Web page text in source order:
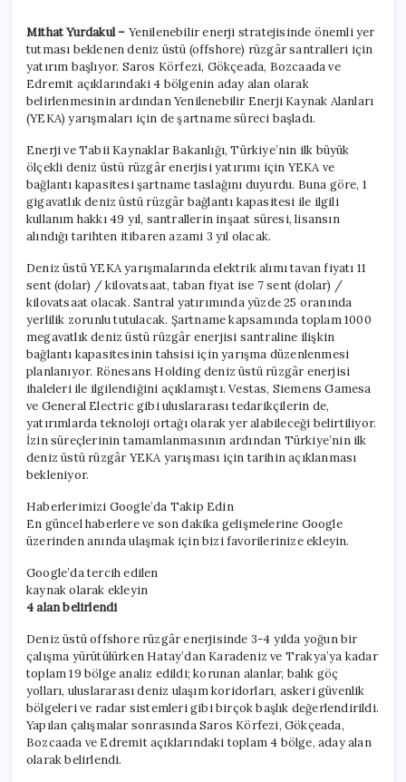
Mithat Yurdakul – Yenilenebilir enerji stratejisinde önemli yer
tutması beklenen deniz üstü (offshore) rüzgâr santralleri için
yatırım başlıyor. Saros Körfezi, Gökçeada, Bozcaada ve
Edremit açıklarındaki 4 bölgenin aday alan olarak
belirlenmesinin ardından Yenilenebilir Enerji Kaynak Alanları
(YEKA) yarışmaları için de şartname süreci başladı.
Enerji ve Tabii Kaynaklar Bakanlığı, Türkiye’nin ilk büyük
ölçekli deniz üstü rüzgâr enerjisi yatırımı için YEKA ve
bağlantı kapasitesi şartname taslağını duyurdu. Buna göre, 1
gigavatlık deniz üstü rüzgâr bağlantı kapasitesi ile ilgili
kullanım hakkı 49 yıl, santrallerin inşaat süresi, lisansın
alındığı tarihten itibaren azami 3 yıl olacak.
Deniz üstü YEKA yarışmalarında elektrik alımı tavan fiyatı 11
sent (dolar) / kilovatsaat, taban fiyat ise 7 sent (dolar) /
kilovatsaat olacak. Santral yatırımında yüzde 25 oranında
yerlilik zorunlu tutulacak. Şartname kapsamında toplam 1000
megavatlık deniz üstü rüzgâr enerjisi santraline ilişkin
bağlantı kapasitesinin tahsisi için yarışma düzenlenmesi
planlanıyor. Rönesans Holding deniz üstü rüzgâr enerjisi
ihaleleri ile ilgilendiğini açıklamıştı. Vestas, Siemens Gamesa
ve General Electric gibi uluslararası tedarikçilerin de,
yatırımlarda teknoloji ortağı olarak yer alabileceği belirtiliyor.
İzin süreçlerinin tamamlanmasının ardından Türkiye’nin ilk
deniz üstü rüzgâr YEKA yarışması için tarihin açıklanması
bekleniyor.
Haberlerimizi Google’da Takip Edin
En güncel haberlere ve son dakika gelişmelerine Google
üzerinden anında ulaşmak için bizi favorilerinize ekleyin.
Google’da tercih edilen
kaynak olarak ekleyin
4 alan belirlendi
Deniz üstü offshore rüzgâr enerjisinde 3-4 yılda yoğun bir
çalışma yürütülürken Hatay’dan Karadeniz ve Trakya’ya kadar
toplam 19 bölge analiz edildi; korunan alanlar, balık göç
yolları, uluslararası deniz ulaşım koridorları, askeri güvenlik
bölgeleri ve radar sistemleri gibi birçok başlık değerlendirildi.
Yapılan çalışmalar sonrasında Saros Körfezi, Gökçeada,
Bozcaada ve Edremit açıklarındaki toplam 4 bölge, aday alan
olarak belirlendi.